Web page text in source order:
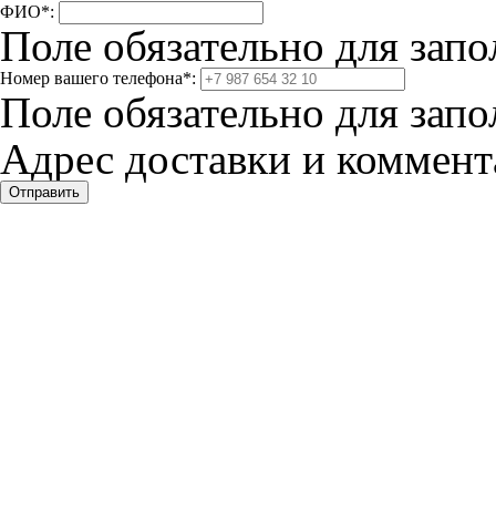
ФИО*:
Поле обязательно для
Номер вашего телефона*:
Поле обязательно для
Адрес доставки и